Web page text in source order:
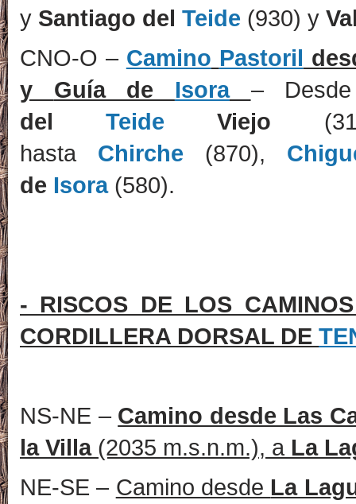
y Santiago del Teide (930) y
CNO-O – Camino Pastoril
y Guía de Isora
–
delTeide Viejo
hasta
Chirche (870),
de Isora(580).
- RISCOS DE LOS
CORDILLERA DORSAL DE
NS-NE – Camino desde Las
la Villa(2035 m.s.n.m.), a La
NE-SE – Camino desde La